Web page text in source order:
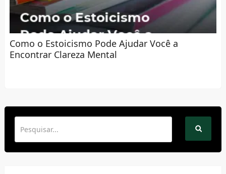
Como o Estoicismo Pode Ajudar Você a
Encontrar Clareza Mental